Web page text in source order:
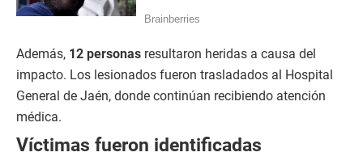
Además, 12 personas resultaron heridas a causa del
impacto. Los lesionados fueron trasladados al Hospital
General de Jaén, donde continúan recibiendo atención
médica.
Víctimas fueron identificadas